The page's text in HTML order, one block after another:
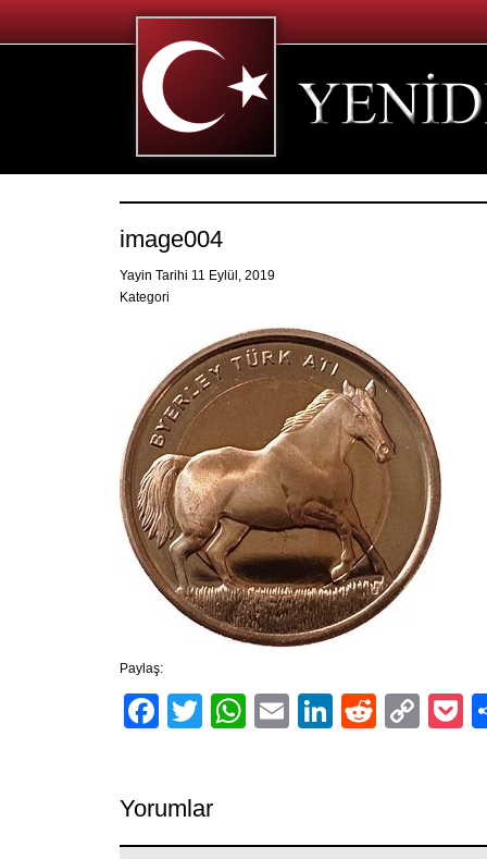
image004
Yayin Tarihi 11 Eylül, 2019
Kategori
Paylaş:
Facebook
TwitterWhatsApp
EmailLinkedIn
Reddit
Yorumlar